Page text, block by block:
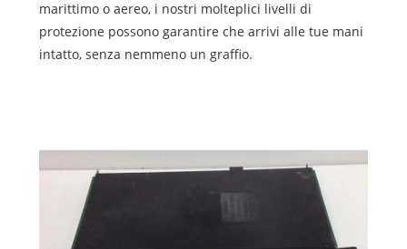
marittimo o aereo, i nostri molteplici livelli di
protezione possono garantire che arrivi alle tue mani
intatto, senza nemmeno un graffio.